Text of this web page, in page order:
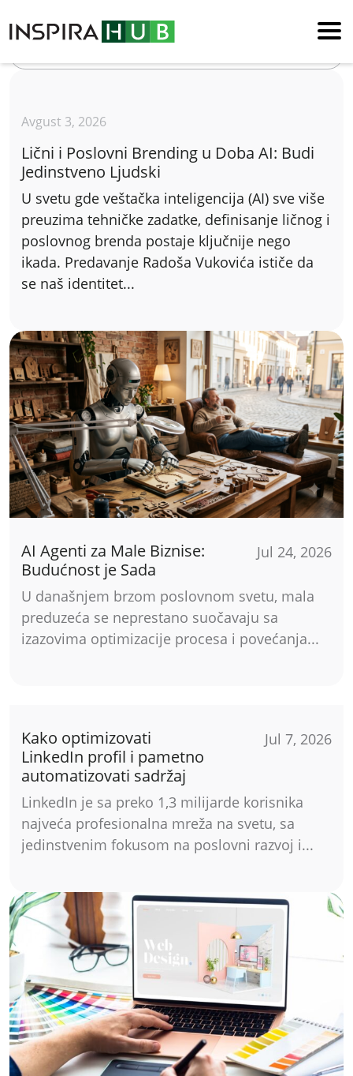
Blog
Avgust 3, 2026
Lični i Poslovni Brending u Doba AI: Budi
Jedinstveno Ljudski
U svetu gde veštačka inteligencija (AI) sve više
preuzima tehničke zadatke, definisanje ličnog i
poslovnog brenda postaje ključnije nego
ikada. Predavanje Radoša Vukovića ističe da
se naš identitet...
AI Agenti za Male Biznise:
Budućnost je Sada
Jul 24, 2026
U današnjem brzom poslovnom svetu, mala
preduzeća se neprestano suočavaju sa
izazovima optimizacije procesa i povećanja...
Kako optimizovati
LinkedIn profil i pametno
automatizovati sadržaj
Jul 7, 2026
LinkedIn je sa preko 1,3 milijarde korisnika
najveća profesionalna mreža na svetu, sa
jedinstvenim fokusom na poslovni razvoj i...